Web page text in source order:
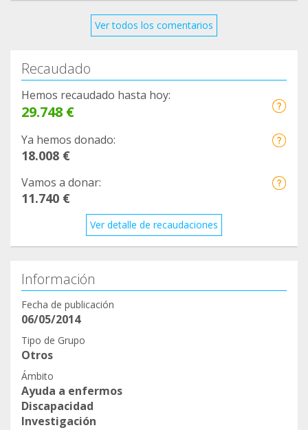
Ver todos los comentarios
Recaudado
Hemos recaudado hasta hoy:
29.748 €
Ya hemos donado:
18.008 €
Vamos a donar:
11.740 €
Ver detalle de recaudaciones
Información
Fecha de publicación
06/05/2014
Tipo de Grupo
Otros
Ámbito
Ayuda a enfermos
Discapacidad
Investigación